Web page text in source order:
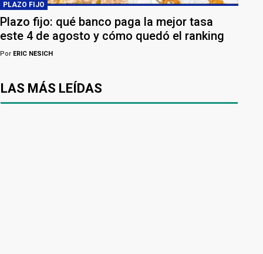
PLAZO FIJO
Plazo fijo: qué banco paga la mejor tasa
este 4 de agosto y cómo quedó el ranking
Por ERIC NESICH
LAS MÁS LEÍDAS